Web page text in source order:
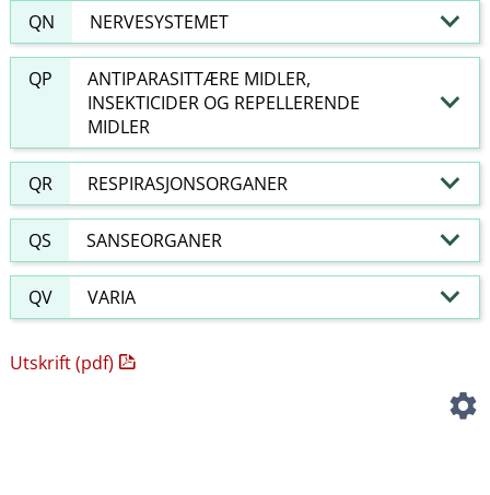
QN NERVESYSTEMET
QP
ANTIPARASITTÆRE MIDLER,
INSEKTICIDER OG REPELLERENDE
MIDLER
QR RESPIRASJONSORGANER
QS SANSEORGANER
QV VARIA
Utskrift (pdf)